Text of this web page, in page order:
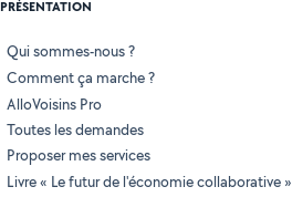
PRÉSENTATION
Qui sommes-nous ?
Comment ça marche ?
AlloVoisins Pro
Toutes les demandes
Proposer mes services
Livre « Le futur de l'économie collaborative »